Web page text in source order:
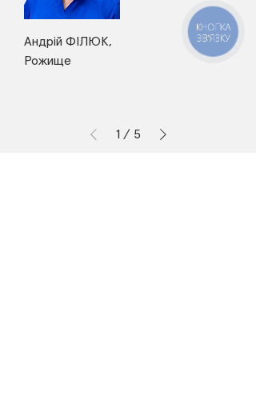
Андрій ФІЛЮК,
Рожище
1 / 5
КНОПКА
ЗВ'ЯЗКУ